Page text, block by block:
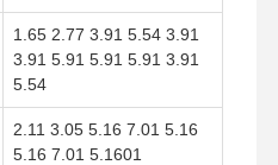
1.65 2.77 3.91 5.54 3.91
3.91 5.91 5.91 5.91 3.91
5.54
2.11 3.05 5.16 7.01 5.16
5.16 7.01 5.1601